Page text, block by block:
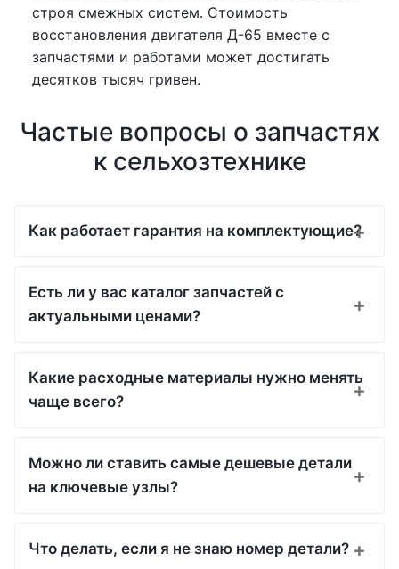
строя смежных систем. Стоимость
восстановления двигателя Д-65 вместе с
запчастями и работами может достигать
десятков тысяч гривен.
Частые вопросы о запчастях
к сельхозтехнике
Как работает гарантия на комплектующие?
Есть ли у вас каталог запчастей с
актуальными ценами?
Какие расходные материалы нужно менять
чаще всего?
Можно ли ставить самые дешевые детали
на ключевые узлы?
Что делать, если я не знаю номер детали?